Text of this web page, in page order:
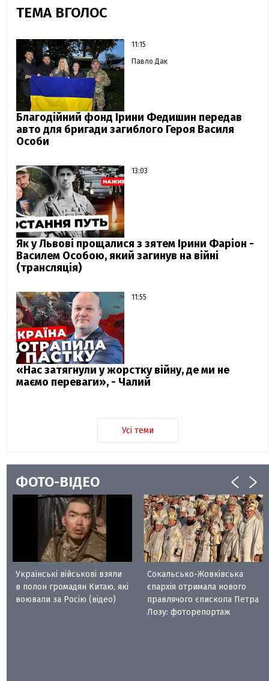
ТЕМА ВГОЛОС
11:15
Павло Дак
Благодійний фонд Ірини Федишин передав
авто для бригади загиблого Героя Василя
Особи
13:03
Як у Львові прощалися з зятем Ірини Фаріон -
Василем Особою, який загинув на війні
(трансляція)
11:55
«Нас затягнули у жорстку війну, де ми не
маємо переваги», - Чалий
Усі теми
ФОТО-ВІДЕО
Українські військові взяли
в полон громадян Китаю, які
воювали за Росію (відео)
Сокальсько-Жовківська
єпархія отримала нового
правлячого єпископа Петра
Лозу: фоторепортаж